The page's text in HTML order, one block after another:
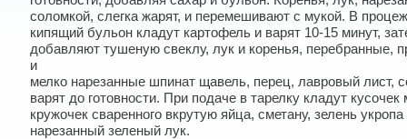
соломкой, слегка жарят, и перемешивают с мукой. В
кипящий бульон кладут картофель и варят 10-15 минут,
добавляют тушеную свеклу, лук и коренья, перебранные,
и
мелко нарезанные шпинат щавель, перец, лавровый лист,
варят до готовности. При подаче в тарелку кладут кусочек
кружочек сваренного вкрутую яйца, сметану, зелень
нарезанный зеленый лук.